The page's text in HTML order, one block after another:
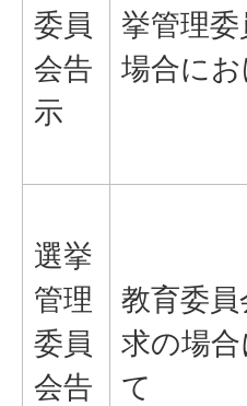
委員
会告
示
挙管理
場合に
選挙
管理
委員
会告
教育委
求の場
て